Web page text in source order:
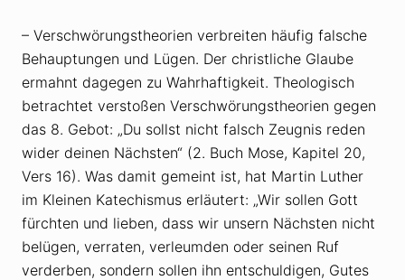
– Verschwörungstheorien verbreiten häufig falsche
Behauptungen und Lügen. Der christliche Glaube
ermahnt dagegen zu Wahrhaftigkeit. Theologisch
betrachtet verstoßen Verschwörungstheorien gegen
das 8. Gebot: „Du sollst nicht falsch Zeugnis reden
wider deinen Nächsten“ (2. Buch Mose, Kapitel 20,
Vers 16). Was damit gemeint ist, hat Martin Luther
im Kleinen Katechismus erläutert: „Wir sollen Gott
fürchten und lieben, dass wir unsern Nächsten nicht
belügen, verraten, verleumden oder seinen Ruf
verderben, sondern sollen ihn entschuldigen, Gutes